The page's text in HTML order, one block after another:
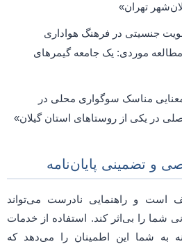
تهران»
جنسیتی در فرهنگ هواداری
(مطالعه موردی: یک جامعه گیمرهای
مناسک سوگواری محلی در
در یکی از روستاهای استان گیلان»
و تضمینی پایان‌نامه
است و راهنمایی نادرست می‌تواند
شما را بی‌اثر کند. استفاده از خدمات
به شما این اطمینان را می‌دهد که